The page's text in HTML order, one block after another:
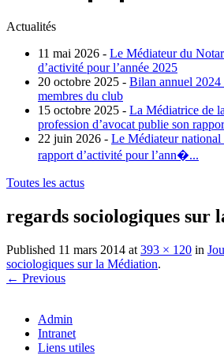
Actualités
11 mai 2026 - Le Médiateur du
d’activité pour l’année 2025
20 octobre 2025 - Bilan annuel 2024
membres du club
15 octobre 2025 - La Médiatrice de
profession d’avocat publie son
22 juin 2026 - Le Médiateur national
rapport d’activité pour l’ann�...
Toutes les actus
regards sociologiques sur
Published 11 mars 2014 at 393 × 120 in
sociologiques sur la Médiation.
← Previous
Admin
Intranet
Liens utiles